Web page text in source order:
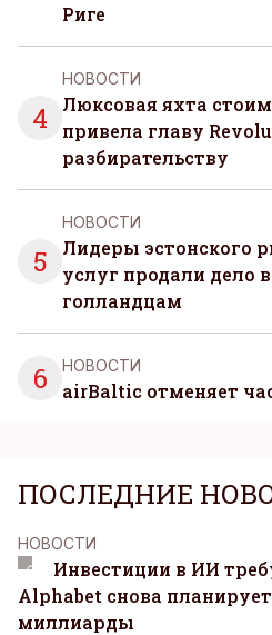
Риге
4
НОВОСТИ
Люксовая яхта
привела главу
разбирательству
5
НОВОСТИ
Лидеры эстонского
услуг продали дело
голландцам
6 НОВОСТИ
airBaltic отменяет
ПОСЛЕДНИЕ
НОВОСТИ
Инвестиции в ИИ
Alphabet снова
миллиарды